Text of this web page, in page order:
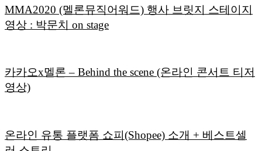
MMA2020 (멜론뮤직어워드) 행사 브릿지 스테이지
영상 : 박문치 on stage
카카오x멜론 – Behind the scene (온라인 콘서트 티저
영상)
온라인 유통 플랫폼 쇼피(Shopee) 소개 + 베스트셀